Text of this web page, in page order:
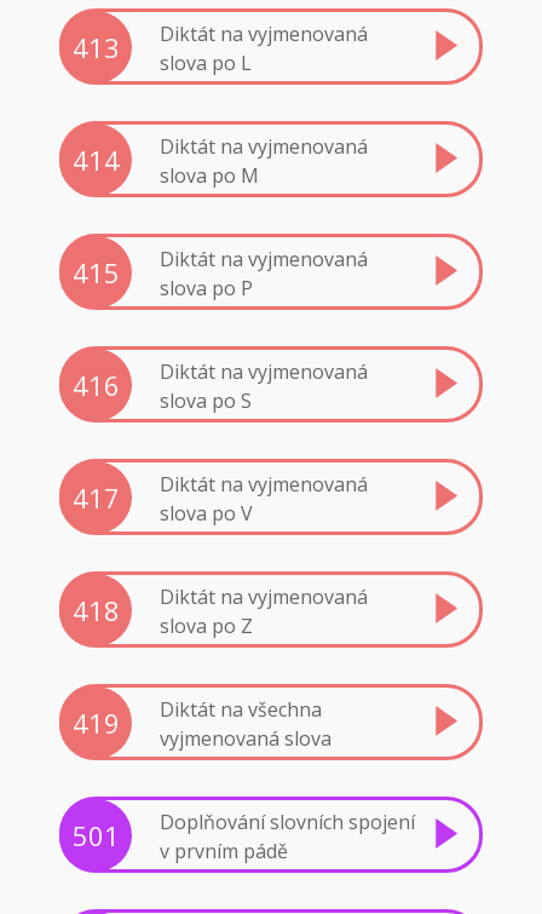
413
Diktát na vyjmenovaná
slova po L
414
Diktát na vyjmenovaná
slova po M
415
Diktát na vyjmenovaná
slova po P
416
Diktát na vyjmenovaná
slova po S
417
Diktát na vyjmenovaná
slova po V
418
Diktát na vyjmenovaná
slova po Z
419
Diktát na všechna
vyjmenovaná slova
501
Doplňování slovních spojení
v prvním pádě